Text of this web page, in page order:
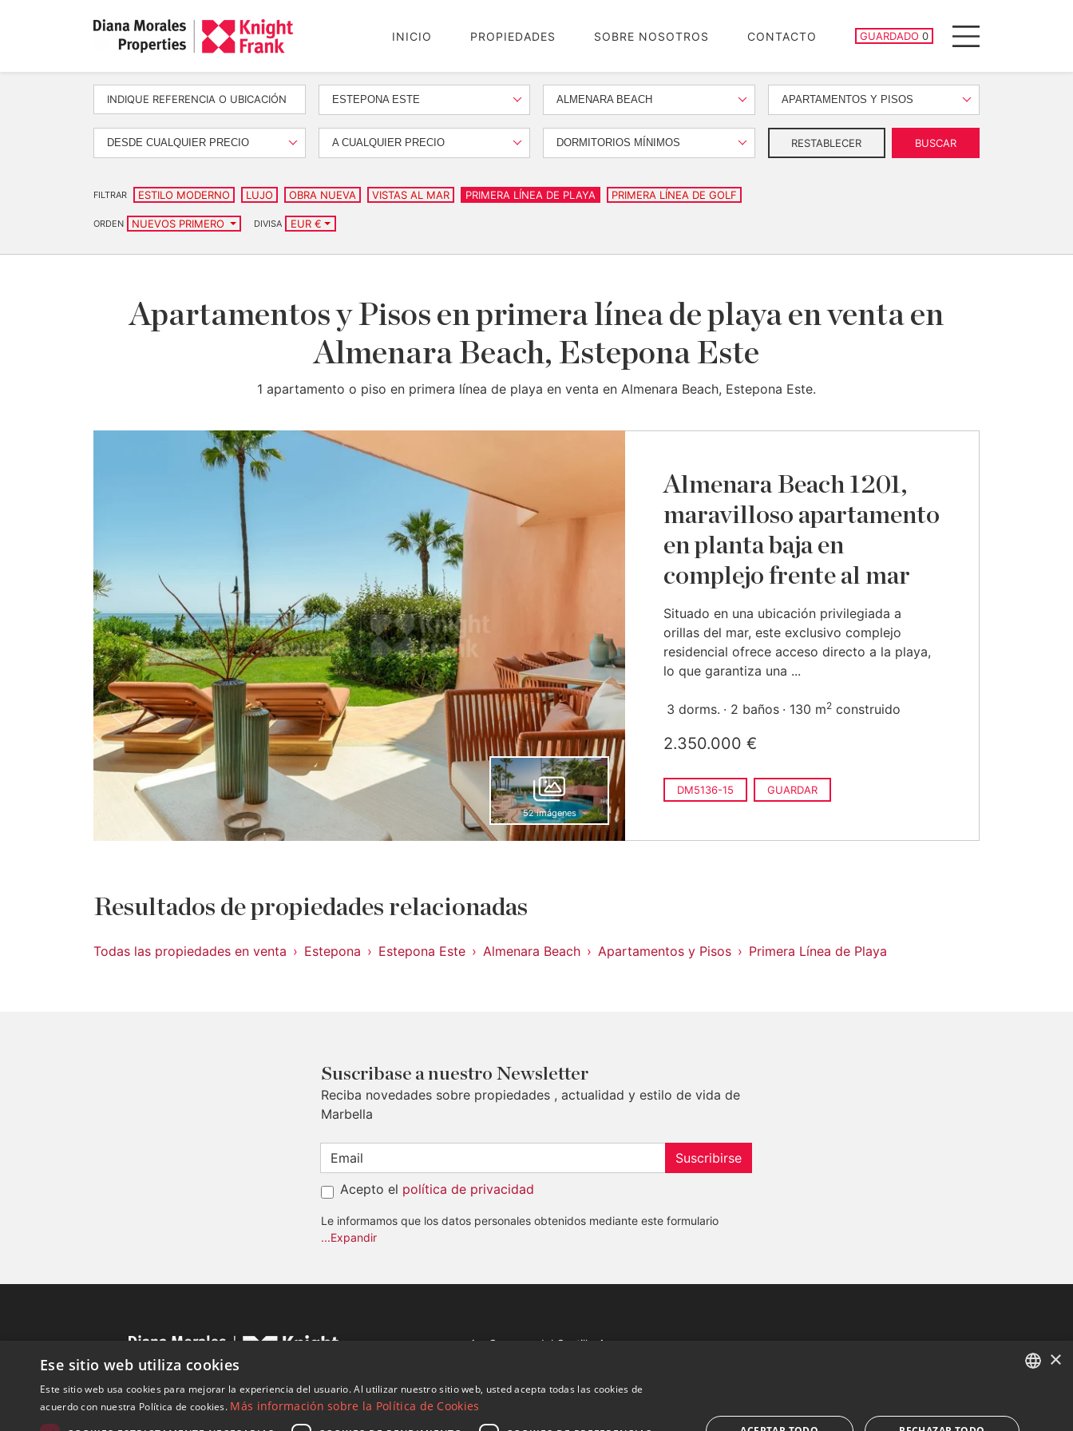
INICIO PROPIEDADES SOBRE NOSOTROS CONTACTO GUARDADO 0
PROPIEDADES GUARDADAS
Menu
ESTEPONA ESTE ALMENARA BEACH APARTAMENTOS Y PISOS
DESDE CUALQUIER PRECIO A CUALQUIER PRECIO DORMITORIOS MÍNIMOS RESTABLECER BUSCAR
FILTRAR ESTILO MODERNO LUJO OBRA NUEVA VISTAS AL MAR PRIMERA LÍNEA DE PLAYA PRIMERA LÍNEA DE GOLF
ORDEN NUEVOS PRIMERO DIVISA EUR €
Apartamentos y Pisos en primera línea de playa en venta en
Almenara Beach, Estepona Este
1 apartamento o piso en primera línea de playa en venta en Almenara Beach, Estepona Este.
52 imágenes
Almenara Beach 1201,
maravilloso apartamento
en planta baja en
complejo frente al mar
Situado en una ubicación privilegiada a
orillas del mar, este exclusivo complejo
residencial ofrece acceso directo a la playa,
lo que garantiza una ...
3 dorms. 2 baños 130 m2 construido
2.350.000 €
DM5136-15 GUARDAR
Resultados de propiedades relacionadas
Todas las propiedades en venta Estepona Estepona Este Almenara Beach Apartamentos y Pisos Primera Línea de Playa
Suscribase a nuestro Newsletter
Reciba novedades sobre propiedades , actualidad y estilo de vida de
Marbella
Suscribirse
Acepto el política de privacidad
Le informamos que los datos personales obtenidos mediante este formulario
...Expandir
Av. Canovas del Castillo 4
info@dmproperties.com
×
Ese sitio web utiliza cookies
Este sitio web usa cookies para mejorar la experiencia del usuario. Al utilizar nuestro sitio web, usted acepta todas las cookies de
acuerdo con nuestra Política de cookies. Más información sobre la Política de Cookies